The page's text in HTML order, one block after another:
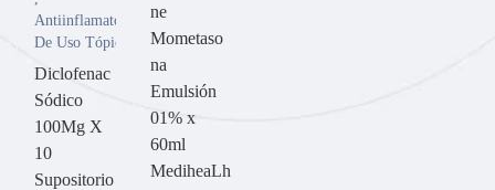
Antiinflamatorios
De Uso Tópico
Diclofenac
Sódico
100Mg X
10
Supositorio
ne
Mometaso
na
Emulsión
01% x
60ml
MediheaLh